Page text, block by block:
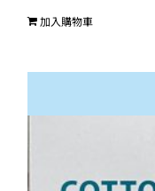
加入購物車